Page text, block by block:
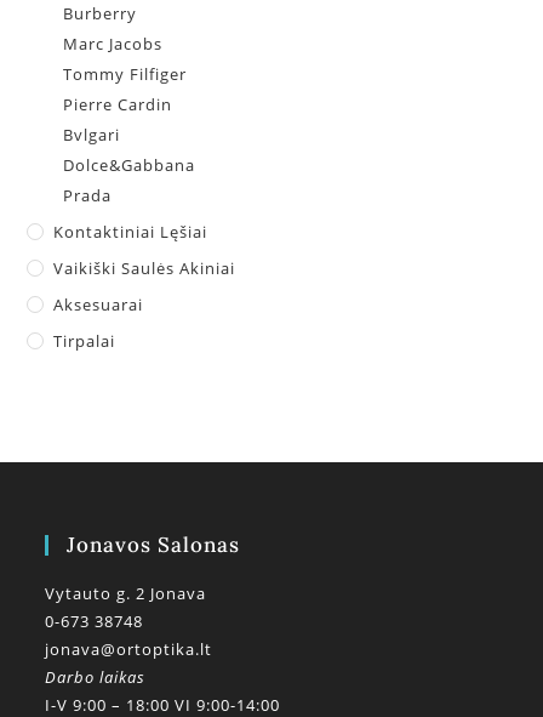
Burberry
Marc Jacobs
Tommy Filfiger
Pierre Cardin
Bvlgari
Dolce&Gabbana
Prada
Kontaktiniai Lęšiai
Vaikiški Saulės Akiniai
Aksesuarai
Tirpalai
Jonavos Salonas
Vytauto g. 2 Jonava
0-673 38748
jonava@ortoptika.lt
Darbo laikas
I-V 9:00 – 18:00 VI 9:00-14:00